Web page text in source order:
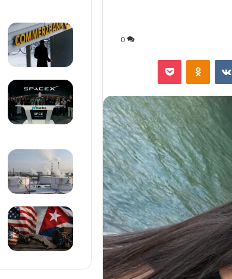
0
‏VKontakte
Odnoklassniki
‫Pocket